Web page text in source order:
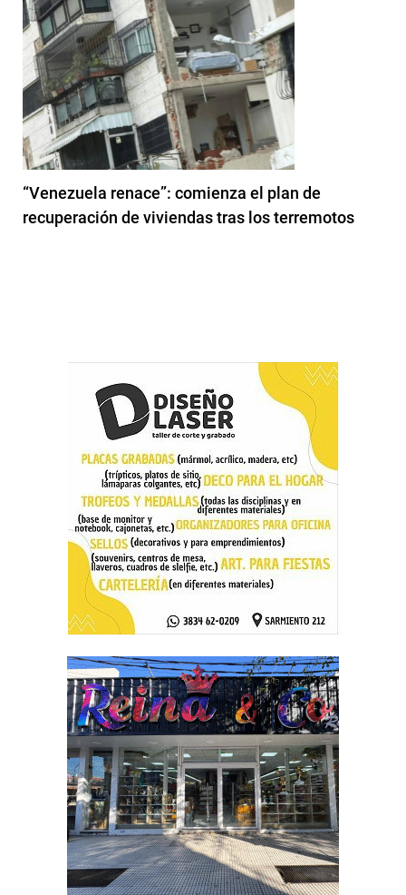
“Venezuela renace”: comienza el plan de
recuperación de viviendas tras los terremotos